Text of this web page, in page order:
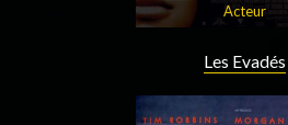
Acteur
Les Evadés